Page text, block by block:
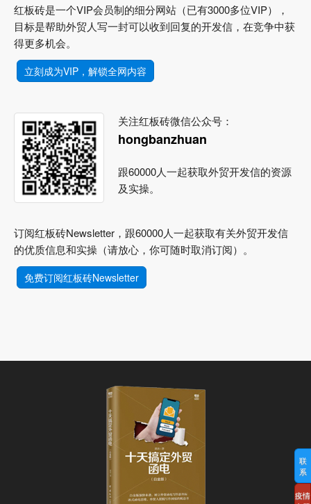
红板砖是一个VIP会员制的细分网站（已有3000多位VIP），
目标是帮助外贸人写一封可以收到回复的开发信，在竞争中获
得更多机会。
立刻成为VIP，解锁全网内容
关注红板砖微信公众号：
hongbanzhuan
跟60000人一起获取外贸开发信的资源
及实操。
订阅红板砖Newsletter，跟60000人一起获取有关外贸开发信
的优质信息和实操（请放心，你可随时取消订阅）。
免费订阅红板砖Newsletter
联
系
疫情